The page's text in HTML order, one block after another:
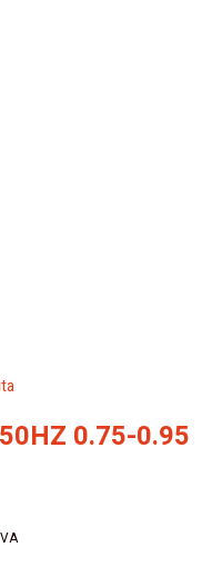
0.75-0.95